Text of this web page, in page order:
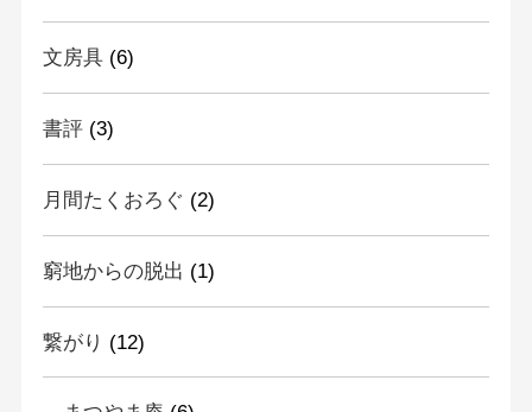
文房具(6)
書評(3)
月間たくおろぐ (2)
窮地からの脱出 (1)
繋がり (12)